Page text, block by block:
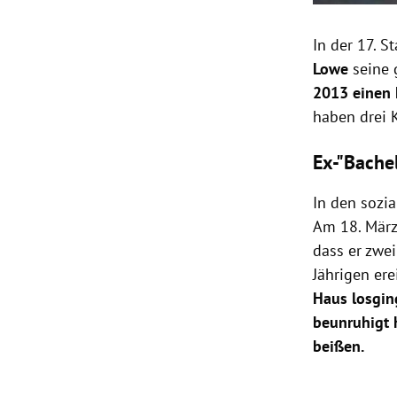
In der 17.
Loweseine
2013 einen
haben drei
Ex-
In den
Am 18.
dass er
Jährigen
Haus
beunruhigt
beißen.